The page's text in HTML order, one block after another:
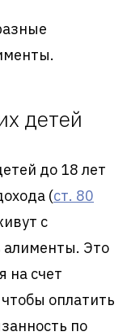
детей
до 18 лет
(ст. 80
с
алименты. Это
на счет
оплатить
по